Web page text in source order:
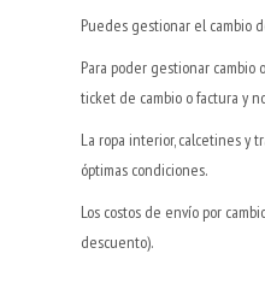
Puedes gestionar el cambio
Para poder gestionar
ticket de cambio o factura y
La ropa interior, calcetines y
óptimas condiciones.
Los costos de envío por
descuento).